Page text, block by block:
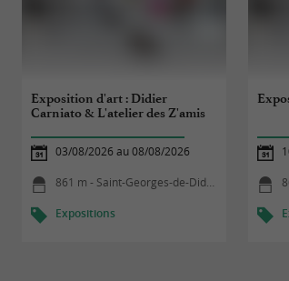
Exposition d'art : Didier
Carniato & L'atelier des Z'amis
03/08/2026 au 08/08/2026
861 m - Saint-Georges-de-Didonne
Expositions